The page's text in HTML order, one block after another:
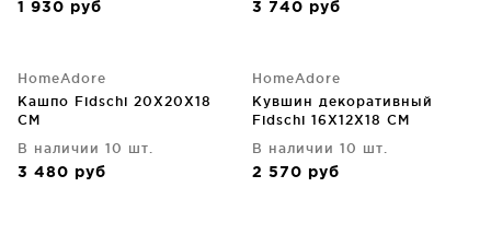
1 930 руб 3 740 руб
HomeAdore
Кашпо Fidschi 20X20X18
CM
В наличии 10 шт.
3 480 руб
HomeAdore
Кувшин декоративный
Fidschi 16X12X18 CM
В наличии 10 шт.
2 570 руб